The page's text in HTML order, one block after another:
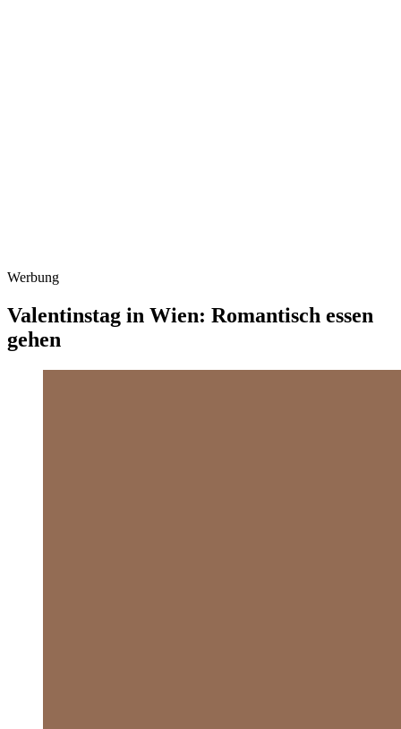
Werbung
Valentinstag in Wien: Romantisch essen
gehen